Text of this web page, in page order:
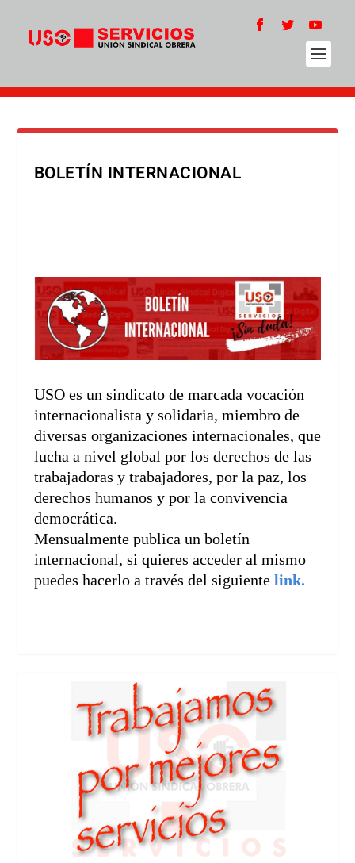
BOLETÍN INTERNACIONAL
USO es un sindicato de marcada vocación
internacionalista y solidaria, miembro de
diversas organizaciones internacionales, que
lucha a nivel global por los derechos de las
trabajadoras y trabajadores, por la paz, los
derechos humanos y por la convivencia
democrática.
Mensualmente publica un boletín
internacional, si quieres acceder al mismo
puedes hacerlo a través del siguientelink.